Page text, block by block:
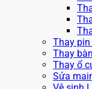
Thay
Thay
Thay ổ
Sửa